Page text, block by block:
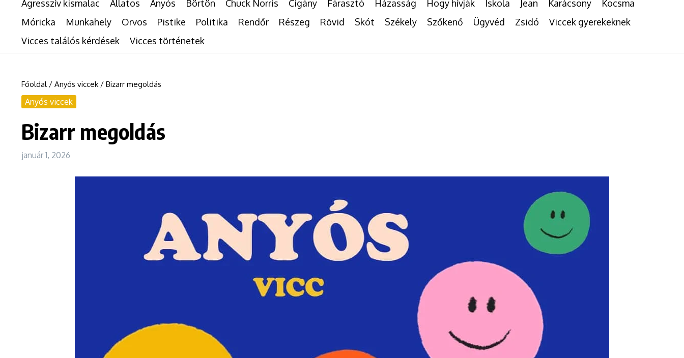
Agresszív kismalac Állatos Anyós Börtön Chuck Norris Cigány Fárasztó Házasság Hogy hívják Iskola Jean Karácsony
Kocsma
Móricka
Munkahely Orvos Pistike Politika Rendőr Részeg Rövid Skót Székely Szőkenő Ügyvéd Zsidó
Viccek gyerekeknek
Vicces találós kérdések
Vicces történetek
Főoldal/ Anyós viccek/ Bizarr megoldás
Anyós viccek
Bizarr megoldás
január 1, 2026